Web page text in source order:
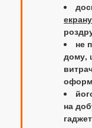
не
дому,
на